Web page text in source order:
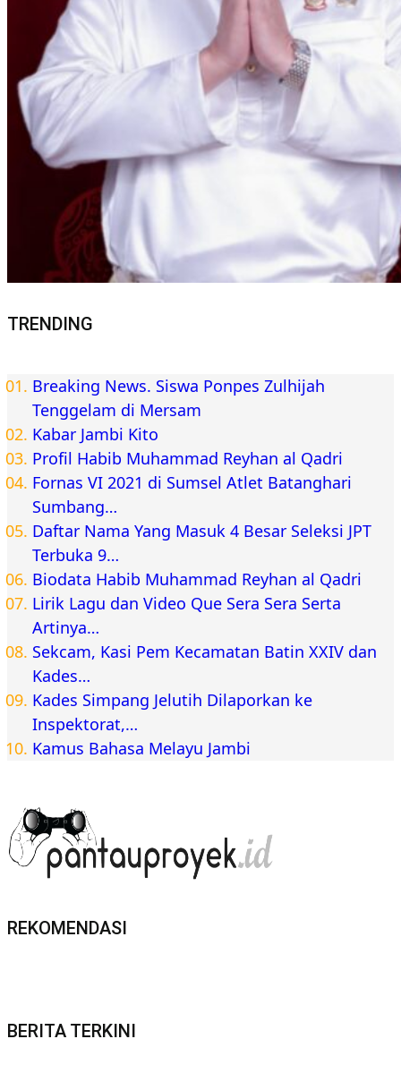
TRENDING
Breaking News. Siswa Ponpes Zulhijah
Tenggelam di Mersam
Kabar Jambi Kito
Profil Habib Muhammad Reyhan al Qadri
Fornas VI 2021 di Sumsel Atlet Batanghari
Sumbang…
Daftar Nama Yang Masuk 4 Besar Seleksi JPT
Terbuka 9…
Biodata Habib Muhammad Reyhan al Qadri
Lirik Lagu dan Video Que Sera Sera Serta
Artinya…
Sekcam, Kasi Pem Kecamatan Batin XXIV dan
Kades…
Kades Simpang Jelutih Dilaporkan ke
Inspektorat,…
Kamus Bahasa Melayu Jambi
REKOMENDASI
BERITA TERKINI